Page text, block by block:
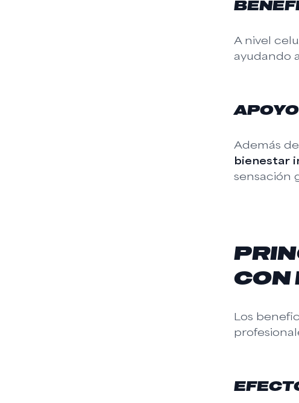
A nivel
ayudando
Además
bienestar
sensación
CON
Los